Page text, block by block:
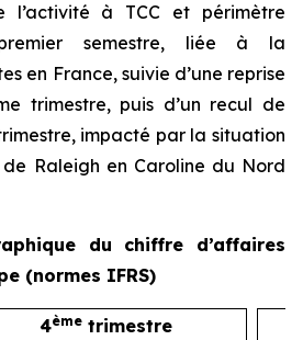
l’activité à TCC et périmètre
semestre, liée à la
en France, suivie d’une reprise
trimestre, puis d’un recul de
impacté par la situation
Raleigh en Caroline du Nord
du chiffre d’affaires
(normes IFRS)
4ème trimestre